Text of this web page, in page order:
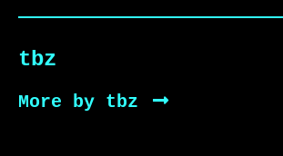
tbz
More by tbz